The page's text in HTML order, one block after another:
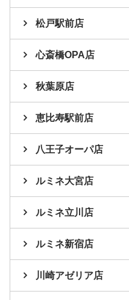
松戸駅前店
心斎橋OPA店
秋葉原店
恵比寿駅前店
八王子オーパ店
ルミネ大宮店
ルミネ立川店
ルミネ新宿店
川崎アゼリア店